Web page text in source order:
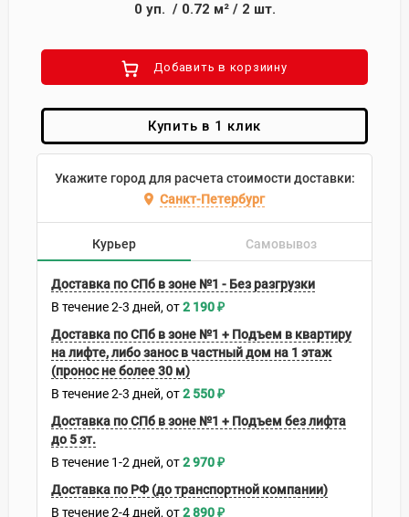
0 уп. / 0.72 м²/ 2 шт.
Добавить в корзиину
Купить в 1 клик
Укажите город для расчета стоимости доставки:
Санкт-Петербург
Курьер Самовывоз
Доставка по СПб в зоне №1 - Без разгрузки
В течение2-3 дней 2 190₽
Доставка по СПб в зоне №1 + Подъем в квартиру
на лифте, либо занос в частный дом на 1 этаж
(пронос не более 30 м)
В течение2-3 дней 2 550₽
Доставка по СПб в зоне №1 + Подъем без лифта
до 5 эт.
В течение 1-2 дней 2 970₽
Доставка по РФ (до транспортной компании)
В течение2-4 дней 2 890₽